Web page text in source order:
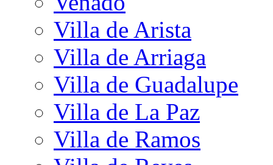
Villa de Arista
Villa de Arriaga
Villa de Guadalupe
Villa de La Paz
Villa de Ramos